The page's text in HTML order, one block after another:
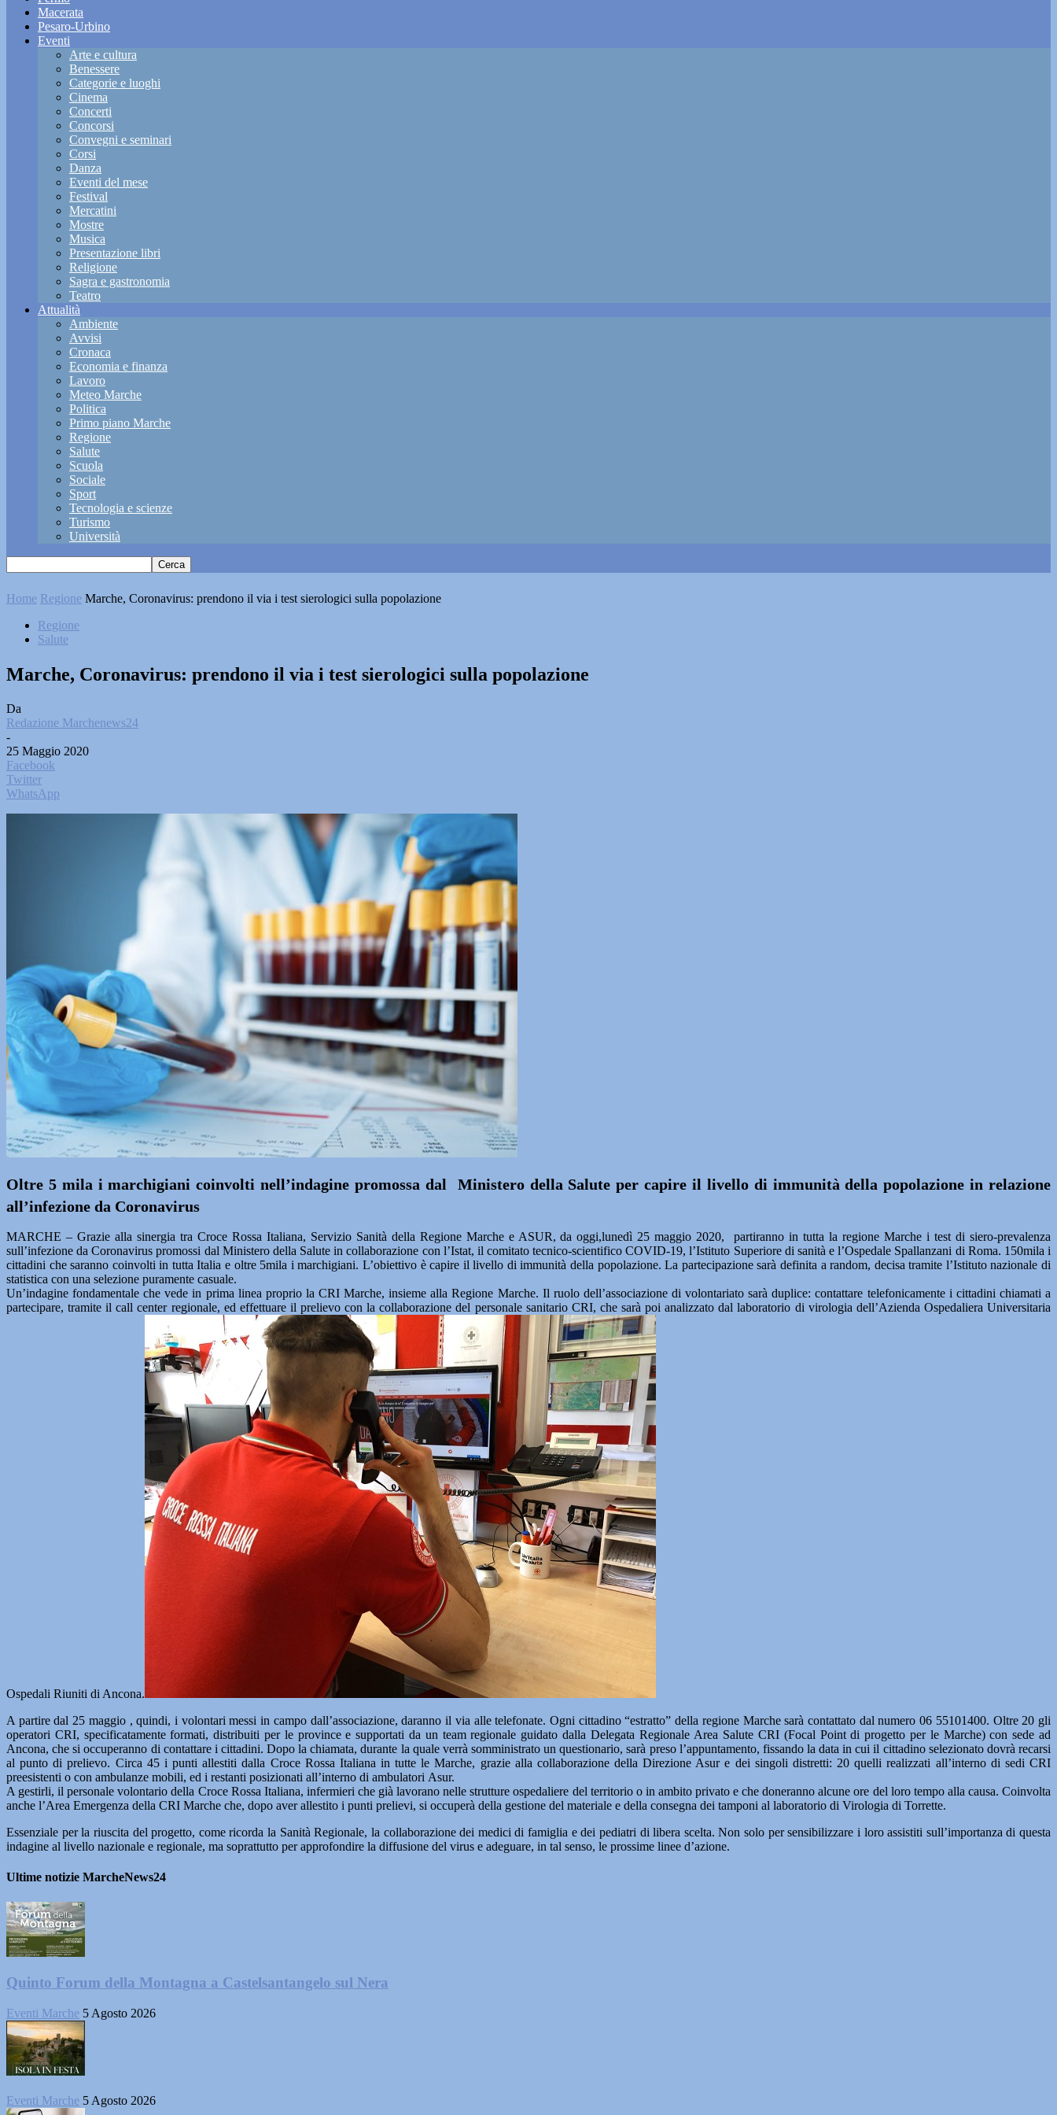
Macerata
Pesaro-Urbino
Eventi
Arte e cultura
Benessere
Categorie e luoghi
Cinema
Concerti
Concorsi
Convegni e seminari
Corsi
Danza
Eventi del mese
Festival
Mercatini
Mostre
Musica
Presentazione libri
Religione
Sagra e gastronomia
Teatro
Attualità
Ambiente
Avvisi
Cronaca
Economia e finanza
Lavoro
Meteo Marche
Politica
Primo piano Marche
Regione
Salute
Scuola
Sociale
Sport
Tecnologia e scienze
Turismo
Università
Home Regione Marche, Coronavirus: prendono il via i test sierologici sulla popolazione
Regione
Salute
Marche, Coronavirus: prendono il via i test sierologici sulla popolazione
Da
Redazione Marchenews24
-
25 Maggio 2020
Facebook
Twitter
WhatsApp
Oltre 5 mila i marchigiani coinvolti nell’indagine promossa dal Ministero della Salute per capire il livello di immunità della popolazione in relazione
all’infezione da Coronavirus
MARCHE – Grazie alla sinergia tra Croce Rossa Italiana, Servizio Sanità della Regione Marche e ASUR, da oggi,lunedì 25 maggio 2020, partiranno in tutta la regione Marche i test di siero-prevalenza
sull’infezione da Coronavirus promossi dal Ministero della Salute in collaborazione con l’Istat, il comitato tecnico-scientifico COVID-19, l’Istituto Superiore di sanità e l’Ospedale Spallanzani di Roma. 150mila i
cittadini che saranno coinvolti in tutta Italia e oltre 5mila i marchigiani. L’obiettivo è capire il livello di immunità della popolazione. La partecipazione sarà definita a random, decisa tramite l’Istituto nazionale di
statistica con una selezione puramente casuale.
Un’indagine fondamentale che vede in prima linea proprio la CRI Marche, insieme alla Regione Marche. Il ruolo dell’associazione di volontariato sarà duplice: contattare telefonicamente i cittadini chiamati a
partecipare, tramite il call center regionale, ed effettuare il prelievo con la collaborazione del personale sanitario CRI, che sarà poi analizzato dal laboratorio di virologia dell’Azienda Ospedaliera Universitaria
Ospedali Riuniti di Ancona.
A partire dal 25 maggio , quindi, i volontari messi in campo dall’associazione, daranno il via alle telefonate. Ogni cittadino “estratto” della regione Marche sarà contattato dal numero 06 55101400. Oltre 20 gli
operatori CRI, specificatamente formati, distribuiti per le province e supportati da un team regionale guidato dalla Delegata Regionale Area Salute CRI (Focal Point di progetto per le Marche) con sede ad
Ancona, che si occuperanno di contattare i cittadini. Dopo la chiamata, durante la quale verrà somministrato un questionario, sarà preso l’appuntamento, fissando la data in cui il cittadino selezionato dovrà recarsi
al punto di prelievo. Circa 45 i punti allestiti dalla Croce Rossa Italiana in tutte le Marche, grazie alla collaborazione della Direzione Asur e dei singoli distretti: 20 quelli realizzati all’interno di sedi CRI
preesistenti o con ambulanze mobili, ed i restanti posizionati all’interno di ambulatori Asur.
A gestirli, il personale volontario della Croce Rossa Italiana, infermieri che già lavorano nelle strutture ospedaliere del territorio o in ambito privato e che doneranno alcune ore del loro tempo alla causa. Coinvolta
anche l’Area Emergenza della CRI Marche che, dopo aver allestito i punti prelievi, si occuperà della gestione del materiale e della consegna dei tamponi al laboratorio di Virologia di Torrette.
Essenziale per la riuscita del progetto, come ricorda la Sanità Regionale, la collaborazione dei medici di famiglia e dei pediatri di libera scelta. Non solo per sensibilizzare i loro assistiti sull’importanza di questa
indagine al livello nazionale e regionale, ma soprattutto per approfondire la diffusione del virus e adeguare, in tal senso, le prossime linee d’azione.
Ultime notizie MarcheNews24
Quinto Forum della Montagna a Castelsantangelo sul Nera
Eventi Marche 5 Agosto 2026
Eventi Marche 5 Agosto 2026